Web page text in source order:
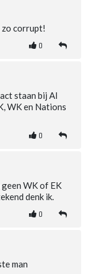
zo corrupt!
0
staan bij Al
WK en Nations
0
WK of EK
denk ik.
0
man